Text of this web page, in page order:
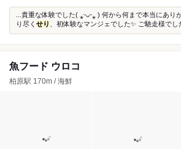
...貴重な体験でした( ⁎ᵕᴗᵕ⁎ ) 何から何まで本当にあ
り尽く せり 、初体験なマンジェでした✨ ご馳走様でし
魚フード ウロコ
柏原駅 170m / 海鮮